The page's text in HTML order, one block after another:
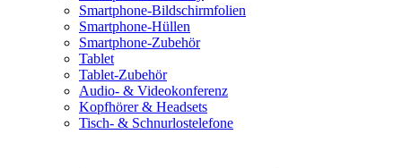
Smartphone-Bildschirmfolien
Smartphone-Hüllen
Smartphone-Zubehör
Tablet
Tablet-Zubehör
Audio- & Videokonferenz
Kopfhörer & Headsets
Tisch- & Schnurlostelefone